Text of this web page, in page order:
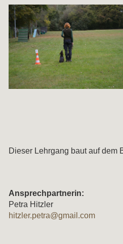
Dieser Lehrgang baut auf dem
Ansprechpartnerin:
Petra Hitzler
hitzler.petra@gmail.com